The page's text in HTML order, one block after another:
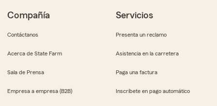
Compañía
Contáctanos
Acerca de State Farm
Sala de Prensa
Empresa a empresa (B2B)
Servicios
Presenta un reclamo
Asistencia en la carretera
Paga una factura
Inscríbete en pago automático